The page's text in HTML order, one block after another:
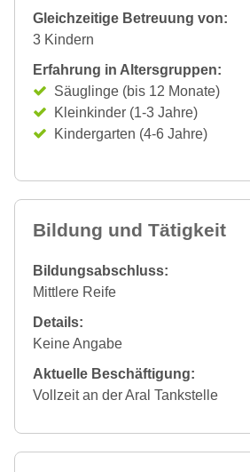
Gleichzeitige Betreuung von:
3 Kindern
Erfahrung in Altersgruppen:
Säuglinge (bis 12 Monate)
Kleinkinder (1-3 Jahre)
Kindergarten (4-6 Jahre)
Bildung und Tätigkeit
Bildungsabschluss:
Mittlere Reife
Details:
Keine Angabe
Aktuelle Beschäftigung:
Vollzeit an der Aral Tankstelle